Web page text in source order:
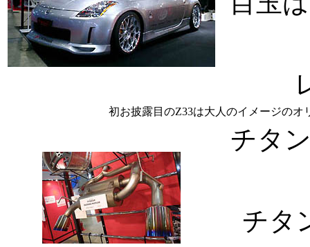
初お披露目のZ33は大人のイメージの
チタ
チタ